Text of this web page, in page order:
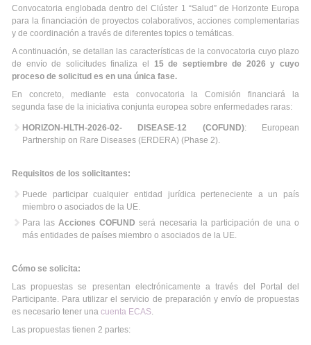
Convocatoria englobada dentro del Clúster 1 “Salud” de Horizonte Europa
para la financiación de proyectos colaborativos, acciones complementarias
y de coordinación a través de diferentes topics o temáticas.
A continuación, se detallan las características de la convocatoria cuyo plazo
de envío de solicitudes finaliza el 15 de septiembre de 2026 y cuyo
proceso de solicitud es en una única fase.
En concreto, mediante esta convocatoria la Comisión financiará la
segunda fase de la iniciativa conjunta europea sobre enfermedades raras:
HORIZON-HLTH-2026-02- DISEASE-12 (COFUND): European
Partnership on Rare Diseases (ERDERA) (Phase 2).
Requisitos de los solicitantes:
Puede participar cualquier entidad jurídica perteneciente a un país
miembro o asociados de la UE.
Para lasAcciones COFUND será necesaria la participación de una o
más entidades de países miembro o asociados de la UE.
Cómo se solicita:
Las propuestas se presentan electrónicamente a través del Portal del
Participante. Para utilizar el servicio de preparación y envío de propuestas
es necesario tener una cuenta ECAS.
Las propuestas tienen 2 partes: